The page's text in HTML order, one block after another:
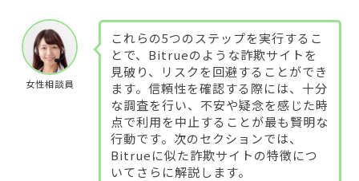
女性相談員
これらの5つのステップを実行するこ
とで、Bitrueのような詐欺サイトを
見破り、リスクを回避することができ
ます。信頼性を確認する際には、十分
な調査を行い、不安や疑念を感じた時
点で利用を中止することが最も賢明な
行動です。次のセクションでは、
Bitrueに似た詐欺サイトの特徴につ
いてさらに解説します。